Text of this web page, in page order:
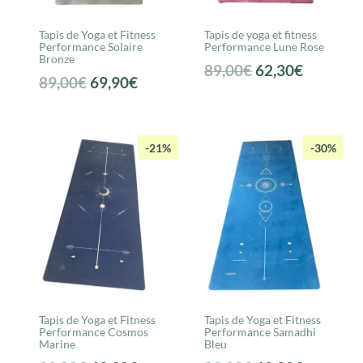
Tapis de Yoga et Fitness
Performance Solaire
Bronze
89,00€Le
était :
89,00€.
69,90€Le
est :
Tapis de yoga et fitness
Performance Lune Rose
89,00€Le
était :
89,00€.
62,30€Le
est :
62,30€.
-21%
Tapis de Yoga et Fitness
Performance Cosmos
Marine
-30%
Tapis de Yoga et Fitness
Performance Samadhi
Bleu